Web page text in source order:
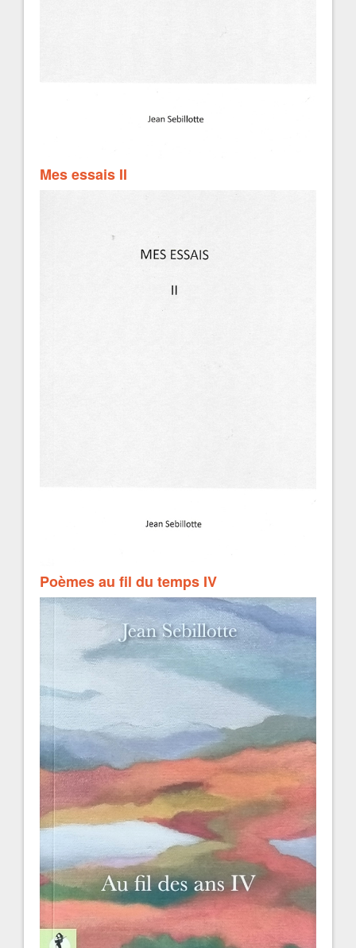
Mes essais II
Poèmes au fil du temps IV